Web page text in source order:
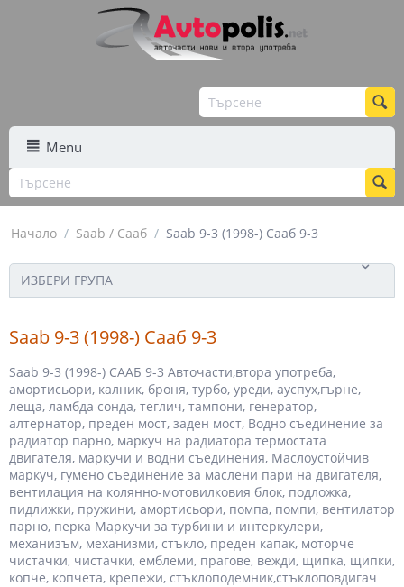
Menu
Начало / Saab / Сааб / Saab 9-3 (1998-) Сааб 9-3
ИЗБЕРИ ГРУПА
Saab 9-3 (1998-) Сааб 9-3
Saab 9-3 (1998-) СААБ 9-3 Авточасти,втора употреба,
амортисьори, калник, броня, турбо, уреди, ауспух,гърне,
леща, ламбда сонда, теглич, тампони, генератор,
алтернатор, преден мост, заден мост, Водно съединение за
радиатор парно, маркуч на радиатора термостата
двигателя, маркучи и водни съединения, Маслоустойчив
маркуч, гумено съединение за маслени пари на двигателя,
вентилация на колянно-мотовилковия блок, подложка,
пидлижки, пружини, амортисьори, помпа, помпи, вентилатор
парно, перка Маркучи за турбини и интеркулери,
механизъм, механизми, стъкло, преден капак, моторче
чистачки, чистачки, емблеми, прагове, вежди, щипка, щипки,
копче, копчета, крепежи, стъклоподемник,стъклоповдигач